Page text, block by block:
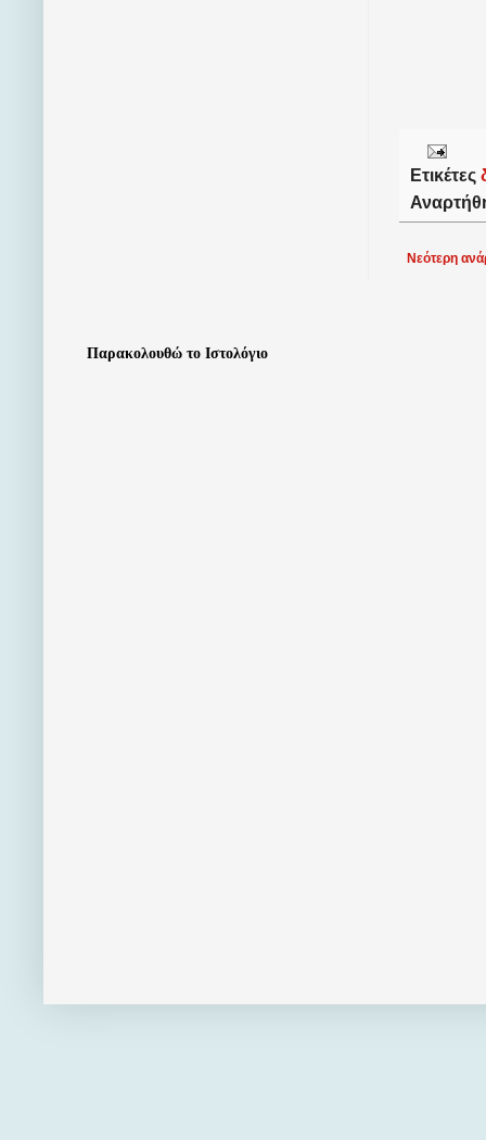
Ετικέτες
Νεότερη
Παρακολουθώ το Ιστολόγιο